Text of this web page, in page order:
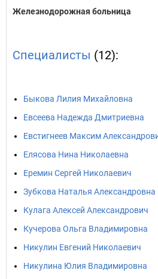
Железнодорожная больница
Специалисты (12):
Быкова Лилия Михайловна
Евсеева Надежда Дмитриевна
Евстигнеев Максим
Елясова Нина Николаевна
Еремин Сергей Николаевич
Зубкова Наталья Александровна
Кулага Алексей Александрович
Кучерова Ольга Владимировна
Никулин Евгений Николаевич
Никулина Юлия Владимировна